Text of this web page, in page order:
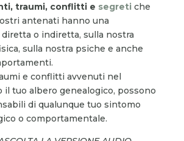
traumi, conflitti e segreti che
antenati hanno una
o indiretta, sulla nostra
sulla nostra psiche e anche
e conflitti avvenuti nel
il tuo albero genealogico, possono
di qualunque tuo sintomo
o comportamentale.